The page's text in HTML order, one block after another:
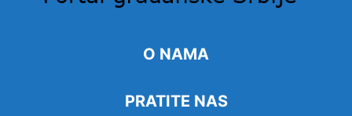
O NAMA
PRATITE NAS